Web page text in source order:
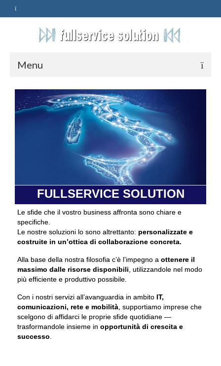
Menu
HOME
SERVIZI
ASSISTENZA
PRIVACY
CONTATTI
FULLSERVICE SOLUTION
Le sfide che il vostro business affronta sono chiare e
specifiche.
Le nostre soluzioni lo sono altrettanto: personalizzate e
costruite in un’ottica di collaborazione concreta.
Alla base della nostra filosofia c’è l’impegno a ottenere il
massimo dalle risorse disponibili , utilizzandole nel modo
più efficiente e produttivo possibile.
Con i nostri servizi all’avanguardia in ambito IT,
comunicazioni, rete e mobilità , supportiamo imprese che
scelgono di affidarci le proprie sfide quotidiane —
trasformandole insieme in opportunità di crescita e
successo